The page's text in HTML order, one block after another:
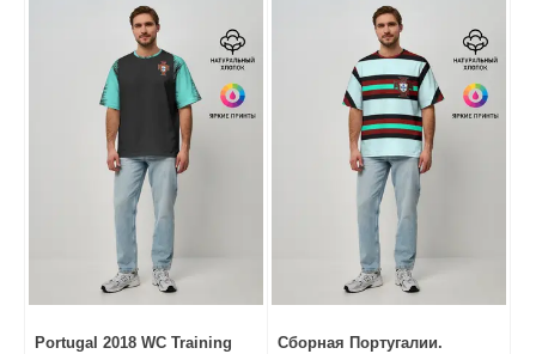
Portugal 2018 WC Training Сборная Португалии.